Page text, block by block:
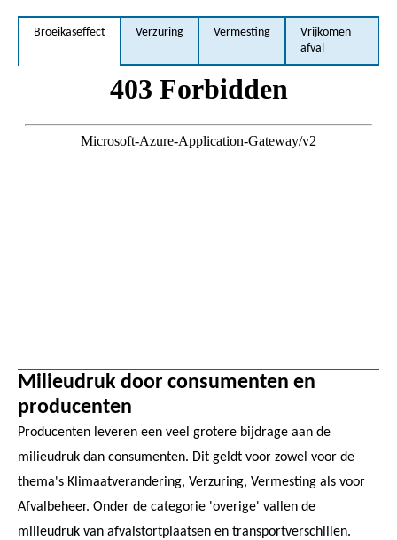
Broeikaseffect Verzuring Vermesting
Vrijkomen
afval
Milieudruk door consumenten en
producenten
Producenten leveren een veel grotere bijdrage aan de
milieudruk dan consumenten. Dit geldt voor zowel voor de
thema's Klimaatverandering, Verzuring, Vermesting als voor
Afvalbeheer. Onder de categorie 'overige' vallen de
milieudruk van afvalstortplaatsen en transportverschillen.